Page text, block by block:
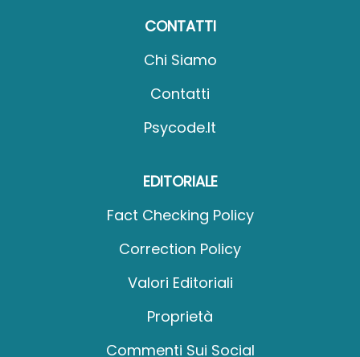
CONTATTI
Chi Siamo
Contatti
Psycode.it
EDITORIALE
Fact Checking Policy
Correction Policy
Valori Editoriali
Proprietà
Commenti Sui Social